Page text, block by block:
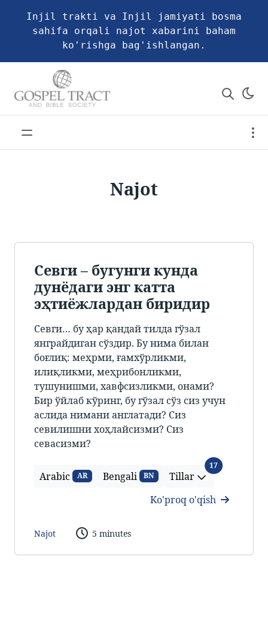
Injil trakti va Injil jamiyati bosma
sahifa orqali najot xabarini baham
ko'rishga bag'ishlangan.
Najot
Севги – бугунги кунда
дунёдаги энг катта
эҳтиёжлардан биридир
Севги… бу ҳар қандай тилда гўзал
янграйдиган сўздир. Бу нима билан
боғлиқ: меҳрми, ғамхўрликми,
илиқликми, меҳрибонликми,
тушунишми, хавфсизликми, онами?
Бир ўйлаб кўринг, бу гўзал сўз сиз учун
аслида нимани англатади? Сиз
севилишни хоҳлайсизми? Сиз
севасизми?
Arabic AR Bengali BN Tillar
17Tillar
Ko'proq o'qish
Najot 5 minutes